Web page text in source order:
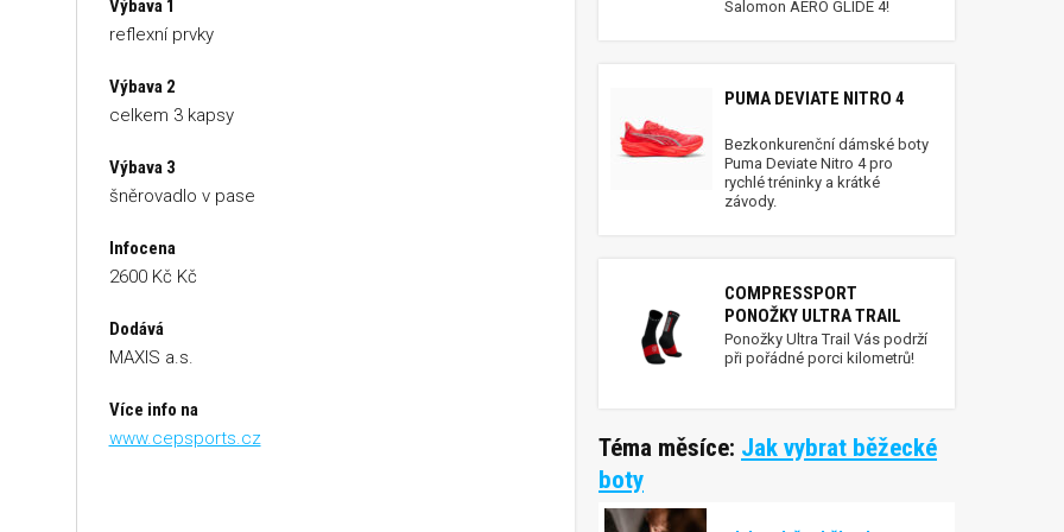
Výbava 1
reflexní prvky
Výbava 2
celkem 3 kapsy
Výbava 3
šněrovadlo v pase
Infocena
2600 Kč Kč
Dodává
MAXIS a.s.
Více info na
www.cepsports.cz
Salomon AERO GLIDE 4!
PUMA DEVIATE NITRO 4
Bezkonkurenční dámské boty
Puma Deviate Nitro 4 pro
rychlé tréninky a krátké
závody.
COMPRESSPORT
PONOŽKY ULTRA TRAIL
Ponožky Ultra Trail Vás podrží
při pořádné porci kilometrů!
Téma měsíce: Jak vybrat běžecké
boty